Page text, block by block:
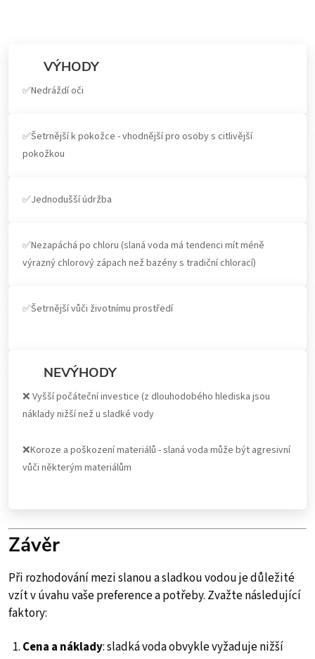
VÝHODY
✅Nedráždí oči
✅Šetrnější k pokožce - vhodnější pro osoby s citlivější
pokožkou
✅Jednodušší údržba
✅Nezapáchá po chloru (slaná voda má tendenci mít méně
výrazný chlorový zápach než bazény s tradiční chlorací)
✅Šetrnější vůči životnímu prostředí
NEVÝHODY
❌ Vyšší počáteční investice (z dlouhodobého hlediska jsou
náklady nižší než u sladké vody
❌Koroze a poškození materiálů - slaná voda může být agresivní
vůči některým materiálům
Závěr
Při rozhodování mezi slanou a sladkou vodou je důležité
vzít v úvahu vaše preference a potřeby. Zvažte následující
faktory:
Cena a náklady: sladká voda obvykle vyžaduje nižší